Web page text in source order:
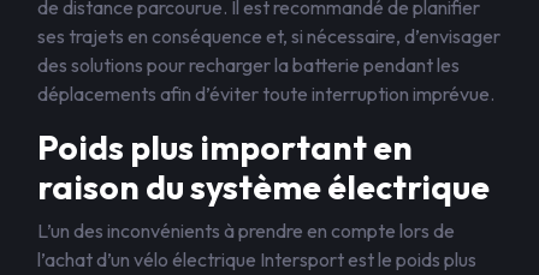
de distance parcourue. Il est recommandé de planifier
ses trajets en conséquence et, si nécessaire, d’envisager
des solutions pour recharger la batterie pendant les
déplacements afin d’éviter toute interruption imprévue.
Poids plus important en
raison du système électrique
L’un des inconvénients à prendre en compte lors de
l’achat d’un vélo électrique Intersport est le poids plus